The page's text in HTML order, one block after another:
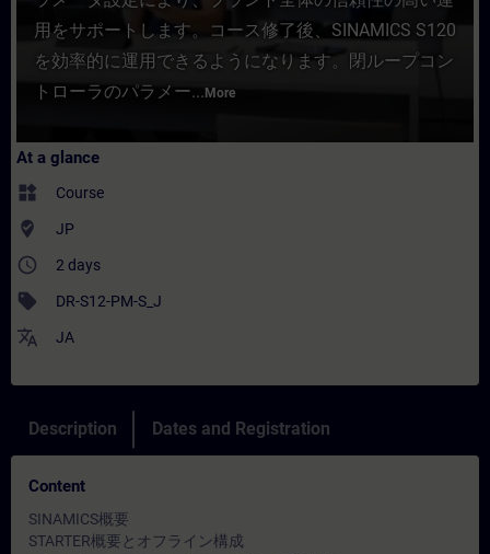
用をサポートします。コース修了後、SINAMICS S120
を効率的に運用できるようになります。閉ループコン
トローラのパラメー... More
At a glance
widgets Course
where_to_vote JP
access_time 2 days
sell DR-S12-PM-S_J
translate JA
Description Dates and Registration
Content
SINAMICS概要
STARTER概要とオフライン構成